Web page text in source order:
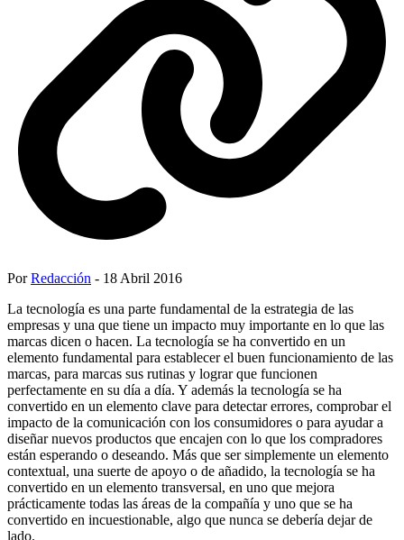
PorRedacción - 18 Abril 2016
La tecnología es una parte fundamental de la estrategia de las
empresas y una que tiene un impacto muy importante en lo que las
marcas dicen o hacen. La tecnología se ha convertido en un
elemento fundamental para establecer el buen funcionamiento de las
marcas, para marcas sus rutinas y lograr que funcionen
perfectamente en su día a día. Y además la tecnología se ha
convertido en un elemento clave para detectar errores, comprobar el
impacto de la comunicación con los consumidores o para ayudar a
diseñar nuevos productos que encajen con lo que los compradores
están esperando o deseando. Más que ser simplemente un elemento
contextual, una suerte de apoyo o de añadido, la tecnología se ha
convertido en un elemento transversal, en uno que mejora
prácticamente todas las áreas de la compañía y uno que se ha
convertido en incuestionable, algo que nunca se debería dejar de
lado.